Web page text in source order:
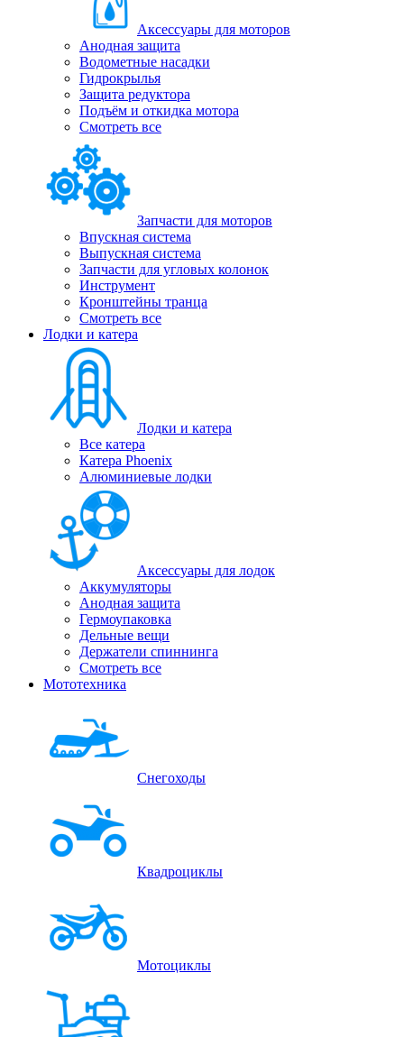
Аксессуары для моторов
Анодная защита
Водометные насадки
Гидрокрылья
Защита редуктора
Подъём и откидка мотора
Смотреть все
Запчасти для моторов
Впускная система
Выпускная система
Запчасти для угловых колонок
Инструмент
Кронштейны транца
Смотреть все
Лодки и катера
Лодки и катера
Все катера
Катера Phoenix
Алюминиевые лодки
Аксессуары для лодок
Аккумуляторы
Анодная защита
Гермоупаковка
Дельные вещи
Держатели спиннинга
Смотреть все
Мототехника
Снегоходы
Квадроциклы
Мотоциклы